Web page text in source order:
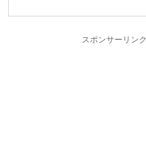
スポンサーリンク